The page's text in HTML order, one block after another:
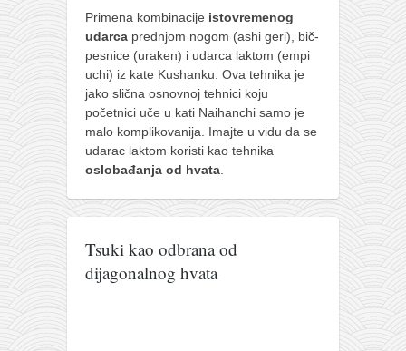
Primena kombinacije istovremenog
udarca prednjom nogom (ashi geri), bič-
pesnice (uraken) i udarca laktom (empi
uchi) iz kate Kushanku. Ova tehnika je
jako slična osnovnoj tehnici koju
početnici uče u kati Naihanchi samo je
malo komplikovanija. Imajte u vidu da se
udarac laktom koristi kao tehnika
oslobađanja od hvata
Tsuki kao odbrana od
dijagonalnog hvata